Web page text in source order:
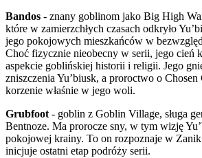
Bandos - znany goblinom jako Big High
które w zamierzchłych czasach odkryło
jego pokojowych mieszkańców w
Choć fizycznie nieobecny w serii, jego cień
aspekcie goblińskiej historii i religii. Jego
zniszczenia Yu’biusk, a proroctwo o
korzenie właśnie w jego woli.
Grubfoot- goblin z Goblin Village, sługa
Bentnoze. Ma prorocze sny, w tym wizję
pokojowej krainy. To on rozpoznaje w
inicjuje ostatni etap podróży serii.